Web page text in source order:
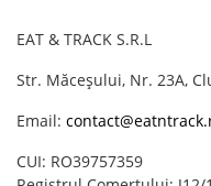
EAT & TRACK S.R.L
Str. Măceșului, Nr. 23A,
Email:
CUI: RO39757359